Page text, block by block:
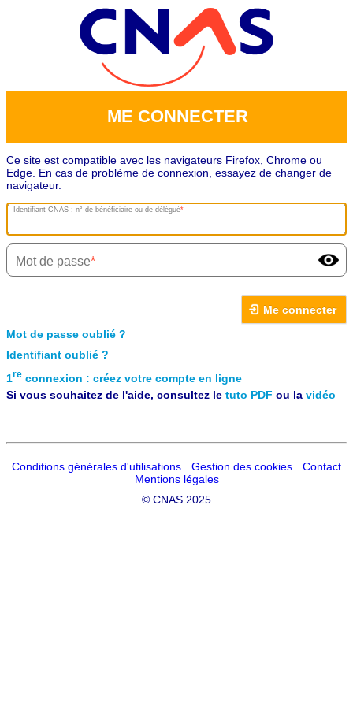
ME CONNECTER
Ce site est compatible avec les navigateurs Firefox, Chrome ou
Edge. En cas de problème de connexion, essayez de changer de
navigateur.
Identifiant CNAS : n° de bénéficiaire ou de délégué
Mot de passe
Me connecter
Mot de passe oublié ?
Identifiant oublié ?
1re connexion : créez votre compte en ligne
Si vous souhaitez de l'aide, consultez le tuto PDF ou la vidéo
Conditions générales d'utilisations Gestion des cookies
Contact
Mentions légales
© CNAS 2025